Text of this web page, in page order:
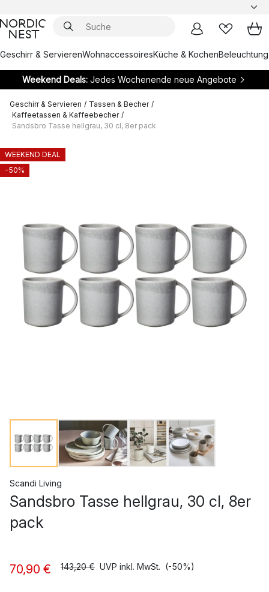
Geschirr & ServierenWohnaccessoiresKüche & KochenBeleuchtung
Weekend Deals:Jedes Wochenende neue Angebote
Geschirr & Servieren / Tassen & Becher /
Kaffeetassen & Kaffeebecher /
Sandsbro Tasse hellgrau, 30 cl, 8er pack
WEEKEND DEAL
-50%
Scandi Living
Sandsbro Tasse hellgrau, 30 cl, 8er
pack
70,90 € 143,20 € UVP inkl. MwSt. (-50%)